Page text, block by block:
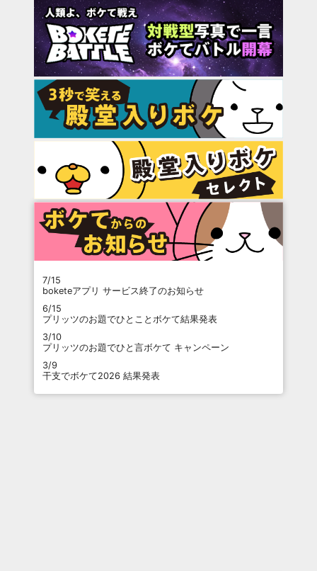
7/15
boketeアプリ サービス終了のお知らせ
6/15
プリッツのお題でひとことボケて結果発表
3/10
プリッツのお題でひと言ボケて キャンペーン
3/9
干支でボケて2026 結果発表